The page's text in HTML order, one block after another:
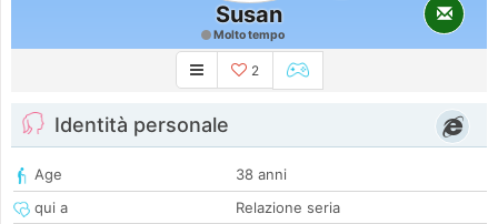
Susan
Molto tempo
2
Identità personale
Age
38 anni
qui a
Relazione seria